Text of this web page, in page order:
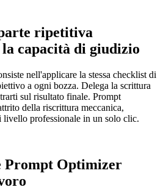
ripetitiva
capacità di giudizio
nell'applicare la stessa checklist di
a ogni bozza. Delega la scrittura
sul risultato finale. Prompt
della riscrittura meccanica,
professionale in un solo clic.
Prompt Optimizer